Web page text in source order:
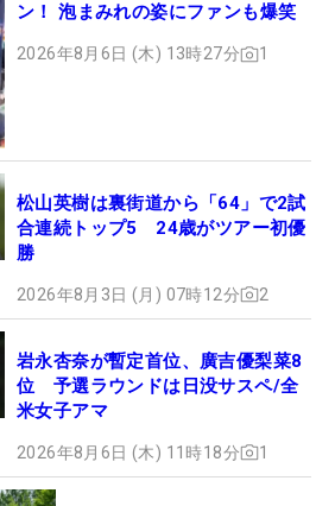
ン！ 泡まみれの姿にファンも爆笑
2026年8月6日 (木) 13時27分 1
松山英樹は裏街道から「64」で2試
合連続トップ5 24歳がツアー初優
勝
2026年8月3日 (月) 07時12分 2
岩永杏奈が暫定首位、廣吉優梨菜8
位 予選ラウンドは日没サスペ/全
米女子アマ
2026年8月6日 (木) 11時18分 1